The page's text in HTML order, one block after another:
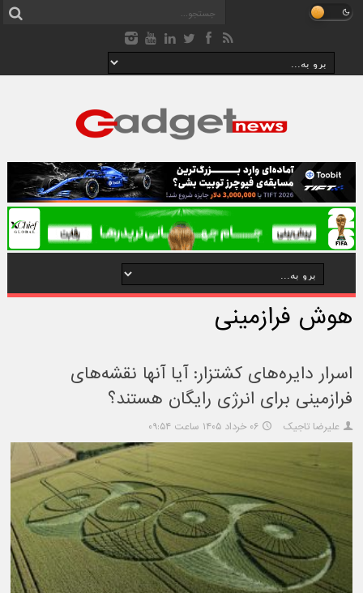
هوش فرازمینی
اسرار دایره‌های کشتزار: آیا آنها نقشه‌های
فرازمینی برای انرژی رایگان هستند؟
علیرضا تاجیک ۰۶ خرداد ۱۴۰۵ ساعت ۰۹:۵۴